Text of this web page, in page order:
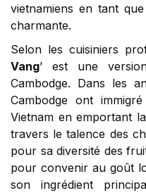
vietnamiens en tant
charmante.
Selon les cuisiniers
Vang’ est une
Cambodge. Dans les
Cambodge ont
Vietnam en emportant
travers le talence des
pour sa diversité des
pour convenir au goût
son ingrédient